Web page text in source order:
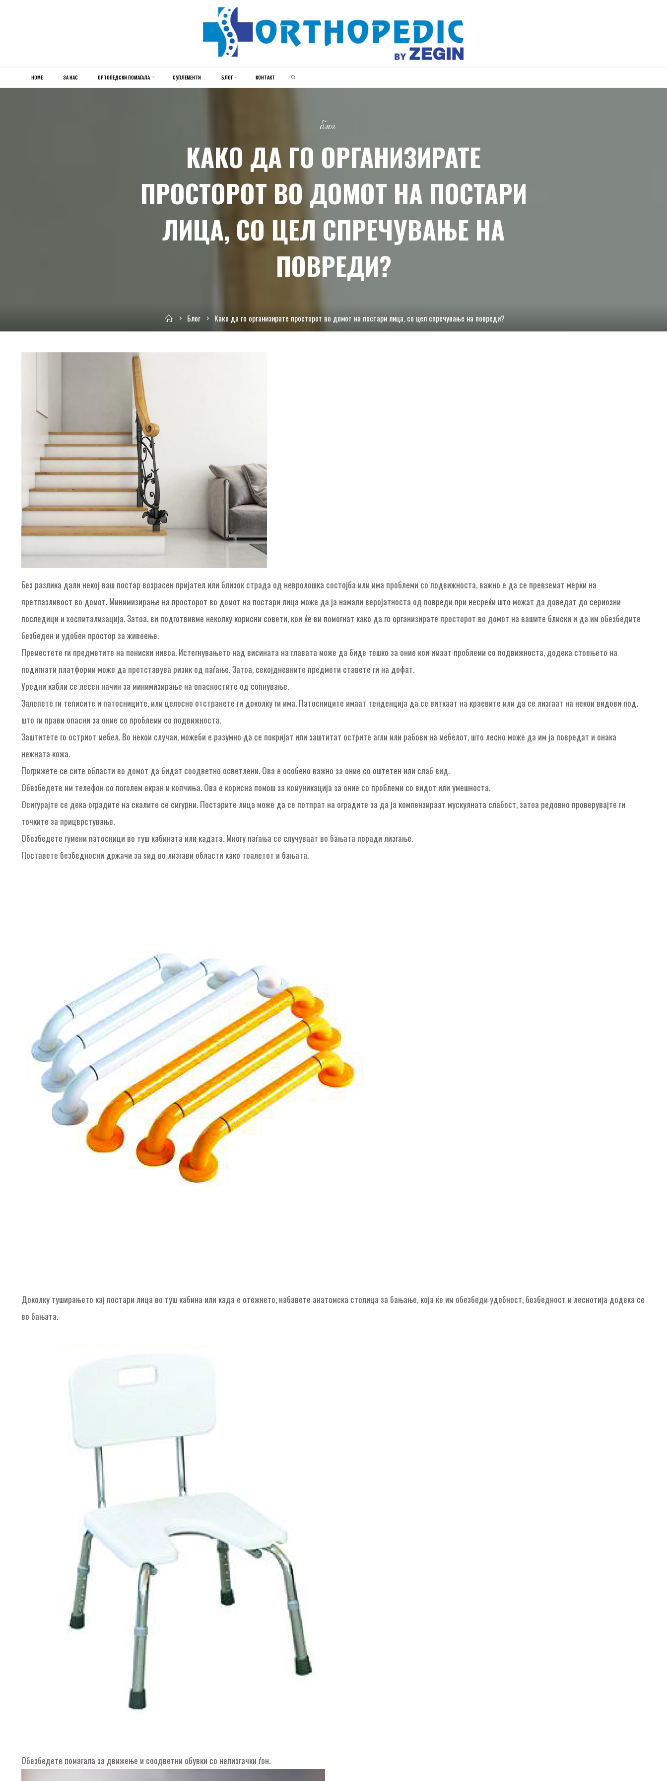
ЗЕГИН
ОРТОПЕДИЈА
Skip
HOME ЗА НАС ОРТОПЕДСКИ ПОМАГАЛА СУПЛЕМЕНТИ БЛОГ КОНТАКТ
блог
КАКО ДА ГО ОРГАНИЗИРАТЕ
ПРОСТОРОТ ВО ДОМОТ НА ПОСТАРИ
ЛИЦА, СО ЦЕЛ СПРЕЧУВАЊЕ НА
ПОВРЕДИ?
HomeБлог Како да го организирате просторот во домот на постари лица, со цел спречување на повреди?
Без разлика дали некој ваш постар возрасен пријател или близок страда од невролошка состојба или има проблеми со подвижноста, важно е да се превземат мерки на
претпазливост во домот. Минимизирање на просторот во домот на постари лица може да ја намали веројатноста од повреди при несреќи што можат да доведат до сериозни
последици и хоспитализација. Затоа, ви подготвивме неколку корисни совети, кои ќе ви помогнат како да го организирате просторот во домот на вашите блиски и да им обезбедите
безбеден и удобен простор за живеење.
Преместете ги предметите на пониски нивоа. Истегнувањето над висината на главата може да биде тешко за оние кои имаат проблеми со подвижноста, додека стоењето на
подигнати платформи може да претставува ризик од паѓање. Затоа, секојдневните предмети ставете ги на дофат.
Уредни кабли се лесен начин за минимизирање на опасностите од сопнување.
Залепете ги теписите и патосниците, или целосно отстранете ги доколку ги има. Патосниците имаат тенденција да се виткаат на краевите или да се лизгаат на некои видови под,
што ги прави опасни за оние со проблеми со подвижноста.
Заштитете го остриот мебел. Во некои случаи, можеби е разумно да се покријат или заштитат острите агли или рабови на мебелот, што лесно може да им ја повредат и онака
нежната кожа.
Погрижете се сите области во домот да бидат соодветно осветлени. Ова е особено важно за оние со оштетен или слаб вид.
Обезбедете им телефон со поголем екран и копчиња. Ова е корисна помош за комуникација за оние со проблеми со видот или умешноста.
Осигурајте се дека оградите на скалите се сигурни. Постарите лица може да се потпрат на оградите за да ја компензираат мускулната слабост, затоа редовно проверувајте ги
точките за прицврстување.
Обезбедете гумени патосници во туш кабината или кадата. Многу паѓања се случуваат во бањата поради лизгање.
Поставете безбедносни држачи за ѕид во лизгави области како тоалетот и бањата.
Доколку туширањето кај постари лица во туш кабина или када е отежнето, набавете анатомска столица за бањање, која ќе им обезбеди удобност, безбедност и леснотија додека се
во бањата.
Обезбедете помагала за движење и соодветни обувки со нелизгачки ѓон.